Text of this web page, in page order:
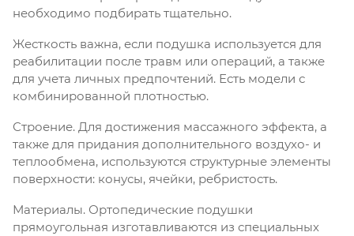
необходимо подбирать тщательно.
Жесткость важна, если подушка используется для
реабилитации после травм или операций, а также
для учета личных предпочтений. Есть модели с
комбинированной плотностью.
Строение. Для достижения массажного эффекта, а
также для придания дополнительного воздухо- и
теплообмена, используются структурные элементы
поверхности: конусы, ячейки, ребристость.
Материалы. Ортопедические подушки
прямоугольная изготавливаются из специальных